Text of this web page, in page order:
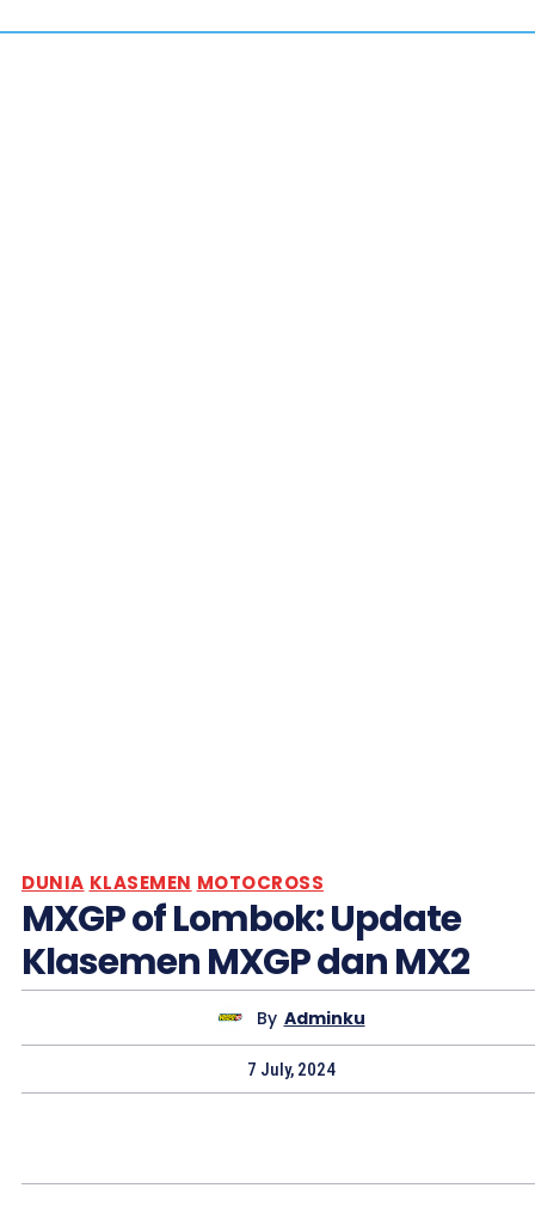
DUNIA KLASEMEN MOTOCROSS
MXGP of Lombok: Update
Klasemen MXGP dan MX2
By Adminku
7 July, 2024